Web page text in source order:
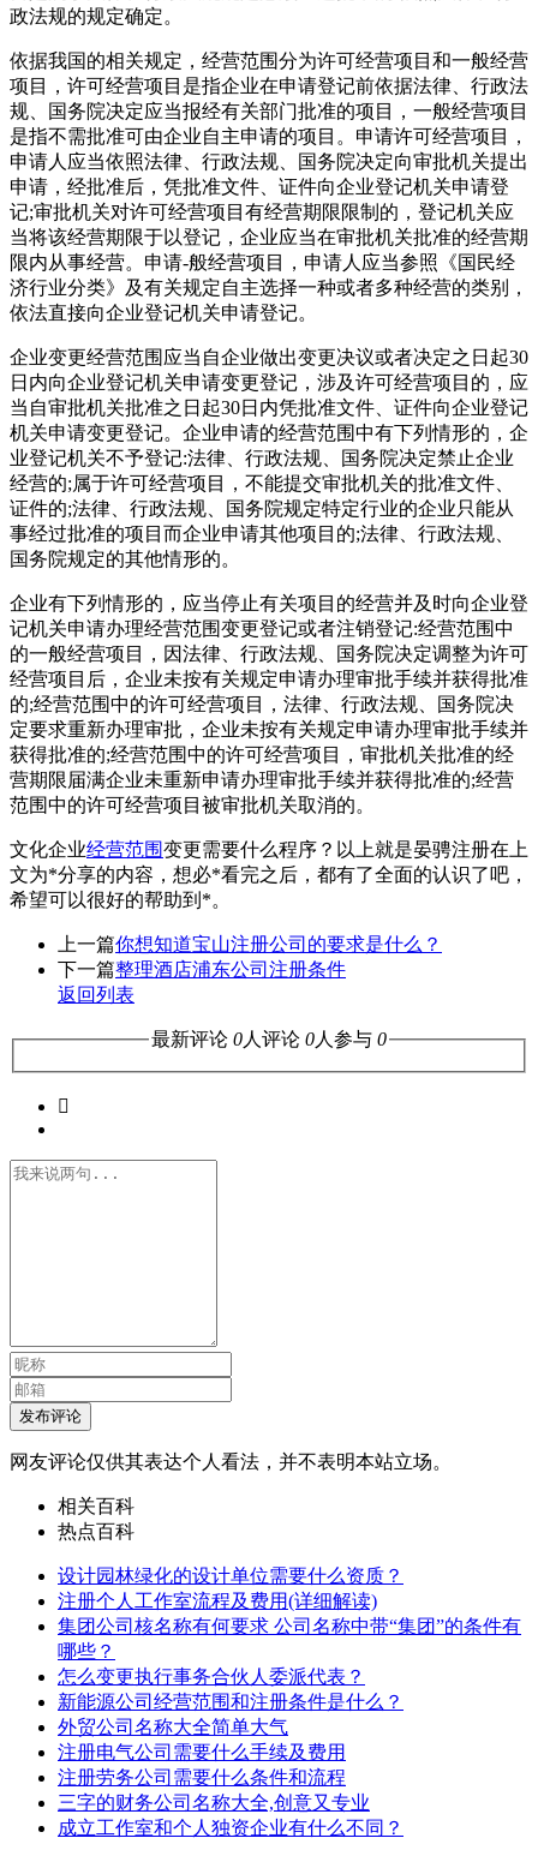
政法规的规定确定。
依据我国的相关规定，经营范围分为许可经营项目和一般经营
项目，许可经营项目是指企业在申请登记前依据法律、行政法
规、国务院决定应当报经有关部门批准的项目，一般经营项目
是指不需批准可由企业自主申请的项目。申请许可经营项目，
申请人应当依照法律、行政法规、国务院决定向审批机关提出
申请，经批准后，凭批准文件、证件向企业登记机关申请登
记;审批机关对许可经营项目有经营期限限制的，登记机关应
当将该经营期限于以登记，企业应当在审批机关批准的经营期
限内从事经营。申请-般经营项目，申请人应当参照《国民经
济行业分类》及有关规定自主选择一种或者多种经营的类别，
依法直接向企业登记机关申请登记。
企业变更经营范围应当自企业做出变更决议或者决定之日起30
日内向企业登记机关申请变更登记，涉及许可经营项目的，应
当自审批机关批准之日起30日内凭批准文件、证件向企业登记
机关申请变更登记。企业申请的经营范围中有下列情形的，企
业登记机关不予登记:法律、行政法规、国务院决定禁止企业
经营的;属于许可经营项目，不能提交审批机关的批准文件、
证件的;法律、行政法规、国务院规定特定行业的企业只能从
事经过批准的项目而企业申请其他项目的;法律、行政法规、
国务院规定的其他情形的。
企业有下列情形的，应当停止有关项目的经营并及时向企业登
记机关申请办理经营范围变更登记或者注销登记:经营范围中
的一般经营项目，因法律、行政法规、国务院决定调整为许可
经营项目后，企业未按有关规定申请办理审批手续并获得批准
的;经营范围中的许可经营项目，法律、行政法规、国务院决
定要求重新办理审批，企业未按有关规定申请办理审批手续并
获得批准的;经营范围中的许可经营项目，审批机关批准的经
营期限届满企业未重新申请办理审批手续并获得批准的;经营
范围中的许可经营项目被审批机关取消的。
文化企业经营范围变更需要什么程序？以上就是晏骋注册在上
文为*分享的内容，想必*看完之后，都有了全面的认识了吧，
希望可以很好的帮助到*。
上一篇你想知道宝山注册公司的要求是什么？
下一篇整理酒店浦东公司注册条件
返回列表
最新评论 0人评论 0人参与 0

发布评论
网友评论仅供其表达个人看法，并不表明本站立场。
相关百科
热点百科
设计园林绿化的设计单位需要什么资质？
注册个人工作室流程及费用(详细解读)
集团公司核名称有何要求 公司名称中带“集团”的条件有
哪些？
怎么变更执行事务合伙人委派代表？
新能源公司经营范围和注册条件是什么？
外贸公司名称大全简单大气
注册电气公司需要什么手续及费用
注册劳务公司需要什么条件和流程
三字的财务公司名称大全,创意又专业
成立工作室和个人独资企业有什么不同？